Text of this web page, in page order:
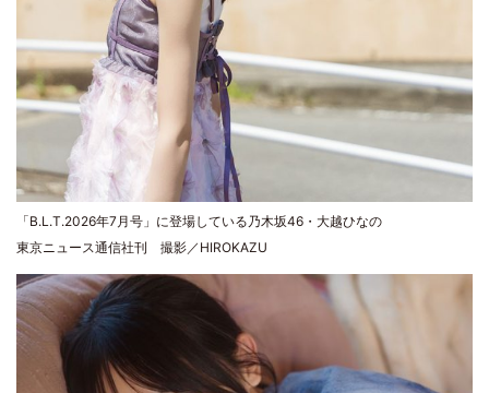
「B.L.T.2026年7月号」に登場している乃木坂46・大越ひなの
東京ニュース通信社刊 撮影／HIROKAZU